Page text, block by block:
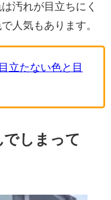
汚れが目立ちにく
人気もあります。
立たない色と目
しまって